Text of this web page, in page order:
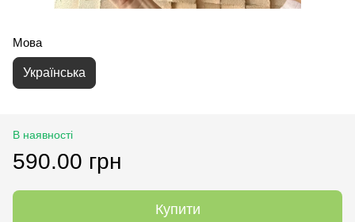
Мова
Українська
В наявності
590.00 грн
Купити